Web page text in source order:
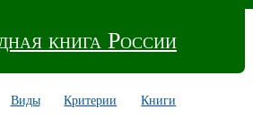
книга России
Виды Критерии Книги